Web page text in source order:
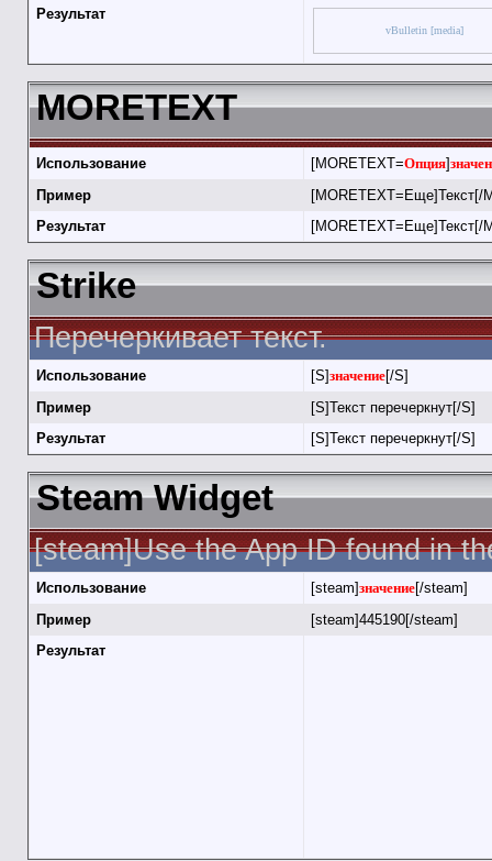
Результат
vBulletin [media]
MORETEXT
Использование [MORETEXT=Опция]
Пример
[MORETEXT=Еще]Текст[/
Результат
[MORETEXT=Еще]Текст[/
Strike
Перечеркивает текст.
Использование [S]значение[/S]
Пример
[S]Текст перечеркнут[/S]
Результат
[S]Текст перечеркнут[/S]
Steam Widget
[steam]Use the App ID found in
Использование [steam]значение[/steam]
Пример
[steam]445190[/steam]
Результат